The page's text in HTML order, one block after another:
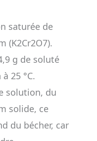
saturée de
(K2Cr2O7).
g de soluté
25 °C.
solution, du
solide, ce
du bécher, car